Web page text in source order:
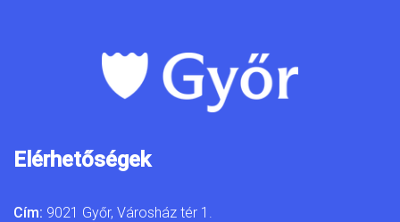
Elérhetőségek
Cím: 9021 Győr, Városház tér 1.